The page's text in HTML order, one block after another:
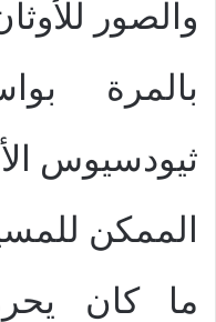
والصور
بالمرة
ثيودسيوس
الممكن
ما كان